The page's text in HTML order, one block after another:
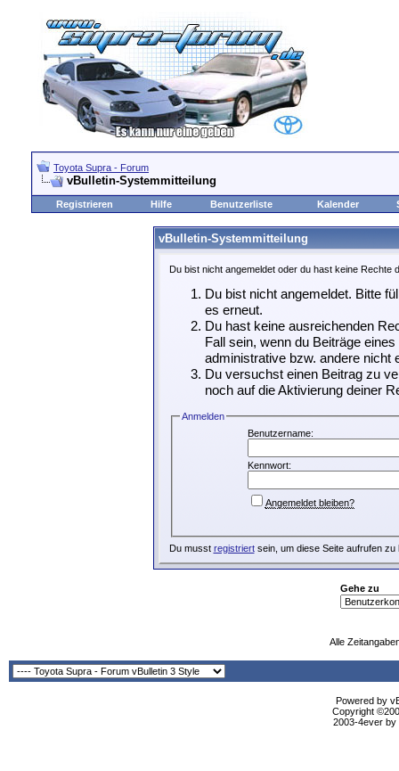
Toyota Supra - Forum
vBulletin-Systemmitteilung
Registrieren Hilfe Benutzerliste Kalender
vBulletin-Systemmitteilung
Du bist nicht angemeldet oder du hast keine Rechte
Du bist nicht angemeldet. Bitte
es erneut.
Du hast keine ausreichenden
Fall sein, wenn du Beiträge
administrative bzw. andere nicht
Du versuchst einen Beitrag zu
noch auf die Aktivierung deiner
Anmelden
Benutzername:
Kennwort:
Angemeldet bleiben?
Du musst registriertsein, um diese Seite aufrufen zu
Gehe zu
Alle
Powered by
Copyright
2003-4ever by